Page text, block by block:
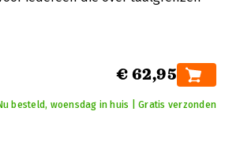
€ 62,95
besteld, woensdag in huis | Gratis verzonden